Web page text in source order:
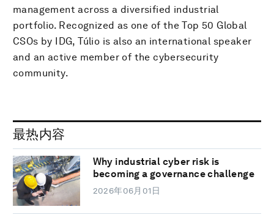
management across a diversified industrial
portfolio. Recognized as one of the Top 50 Global
CSOs by IDG, Túlio is also an international speaker
and an active member of the cybersecurity
community.
最热内容
Why industrial cyber risk is
becoming a governance challenge
2026年06月01日